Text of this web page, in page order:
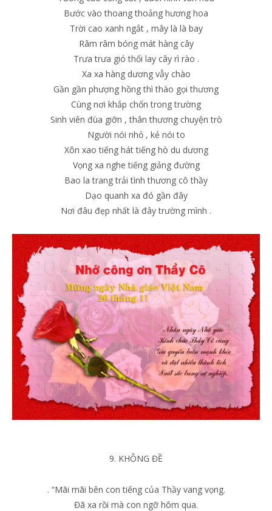
Bước vào thoang thoảng hương hoa
Trời cao xanh ngắt , mây là là bay
Râm râm bóng mát hàng cây
Trưa trưa gió thổi lay cây rì rào .
Xa xa hàng dương vẫy chào
Gần gần phượng hồng thì thào gọi thương
Cùng nơi khắp chốn trong trường
Sinh viên đùa giỡn , thân thương chuyện trò
Người nói nhỏ , kẻ nói to
Xôn xao tiếng hát tiếng hò du dương
Vọng xa nghe tiếng giảng đường
Bao la trang trải tình thương cô thầy
Dạo quanh xa đó gần đây
Nơi đâu đẹp nhất là đây trường mình .
9. KHÔNG ĐỀ
. “Mãi mãi bên con tiếng của Thầy vang vọng.
Đã xa rồi mà con ngỡ hôm qua.